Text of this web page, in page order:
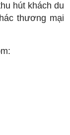
hút khách du
thương mại